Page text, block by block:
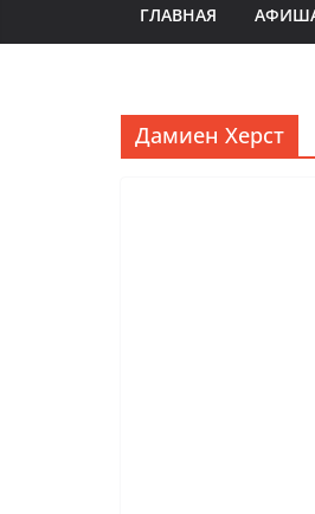
ГЛАВНАЯ
Дамиен Херст